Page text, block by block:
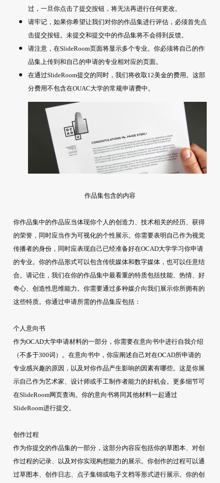
过，一旦你点击了提交按钮，将无法再进行任何更改。
请牢记，如果你希望让我们对你的作品集进行评估，必须首先点
击提交按钮。未提交和提交中的作品集将不会得到反馈。
请注意，在SlideRoom页面将显示多个专业。你必须将自己的作
品集上传到和自己的申请的专业相对应的页面。
在通过SlideRoom提交的同时，我们将收取12美金的费用。这部
分费用不包含在OUAC大学的常规申请费中。
作品集包含的内容
你作品集中的作品应当体现你个人的创造力、技术相关的经历、获得
的荣誉，同时应当作为可视化的个性展示。你需要表明自己作为视觉
传播者的身份，同时应表现自己已经准备好在OCAD大学学习你申请
的专业。你的作品形式可以包含传统媒体和数字媒体，也可以任意结
合。请记住，我们在你的作品集中最看重的特质包括技能、热情、好
奇心、创造性思维能力。你需要通过多种媒介向我们展示你所拥有的
这些特质。你通过申请所需的作品集应包括：
个人意向书
作为OCAD大学申请材料的一部分，你需要在意向书中进行自我介绍
（不多于300词）。在意向书中，你应阐述自己对在OCAD所申请的
专业感兴趣的原因，以及对你作品产生影响的因素有哪些。这是你展
示自己作为艺术家、设计师或手工制作者能力的好机会。更多细节可
在SlideRoom网页查询。你的意向书将同其他材料一起通过
SlideRoom进行提交。
创作过程
作为你提交的作品集的一部分，这部分内容应包括你的草图本、对创
作过程的记录、以及对你实现构想能力的展示。你创作的过程可以通
过草图本、创作日志、点子集锦或电子文档等形式进行展示。你的创